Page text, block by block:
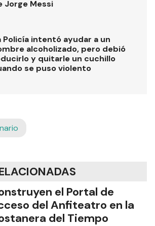
Jorge Messi
Policía intentó ayudar a un
alcoholizado, pero debió
y quitarle un cuchillo
se puso violento
el Portal de
del Anfiteatro en la
del Tiempo